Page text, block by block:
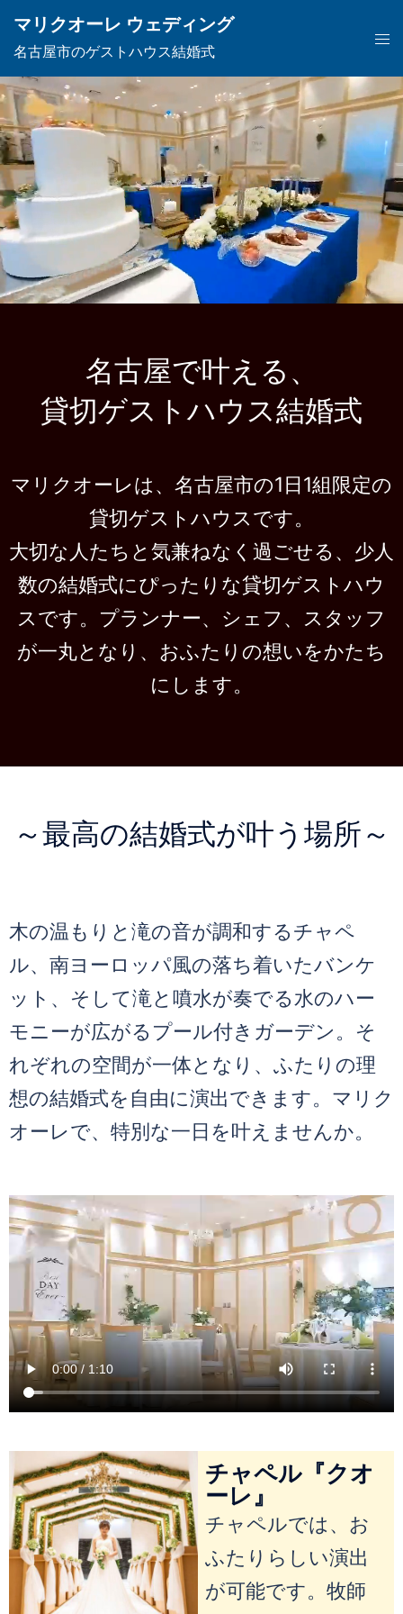
マリクオーレ ウェディング
名古屋市のゲストハウス結婚式
名古屋で叶える、
貸切ゲストハウス結婚式
マリクオーレは、名古屋市の1日1組限定の
貸切ゲストハウスです。
大切な人たちと気兼ねなく過ごせる、少人
数の結婚式にぴったりな貸切ゲストハウ
スです。プランナー、シェフ、スタッフ
が一丸となり、おふたりの想いをかたち
にします。
～最高の結婚式が叶う場所～
木の温もりと滝の音が調和するチャペ
ル、南ヨーロッパ風の落ち着いたバンケ
ット、そして滝と噴水が奏でる水のハー
モニーが広がるプール付きガーデン。​そ
れぞれの空間が一体となり、ふたりの理
想の結婚式を自由に演出できます。​マリク
オーレで、特別な一日を叶えませんか。​
チャペル『クオ
ーレ』
チャペルでは、お
ふたりらしい演出
が可能です。牧師